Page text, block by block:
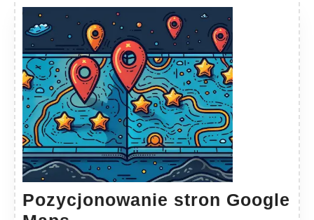
Pozycjonowanie stron Google